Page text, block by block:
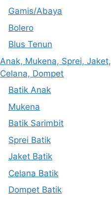
Gamis/Abaya
Bolero
Blus Tenun
Anak, Mukena, Sprei, Jaket,
Celana, Dompet
Batik Anak
Mukena
Batik Sarimbit
Sprei Batik
Jaket Batik
Celana Batik
Dompet Batik